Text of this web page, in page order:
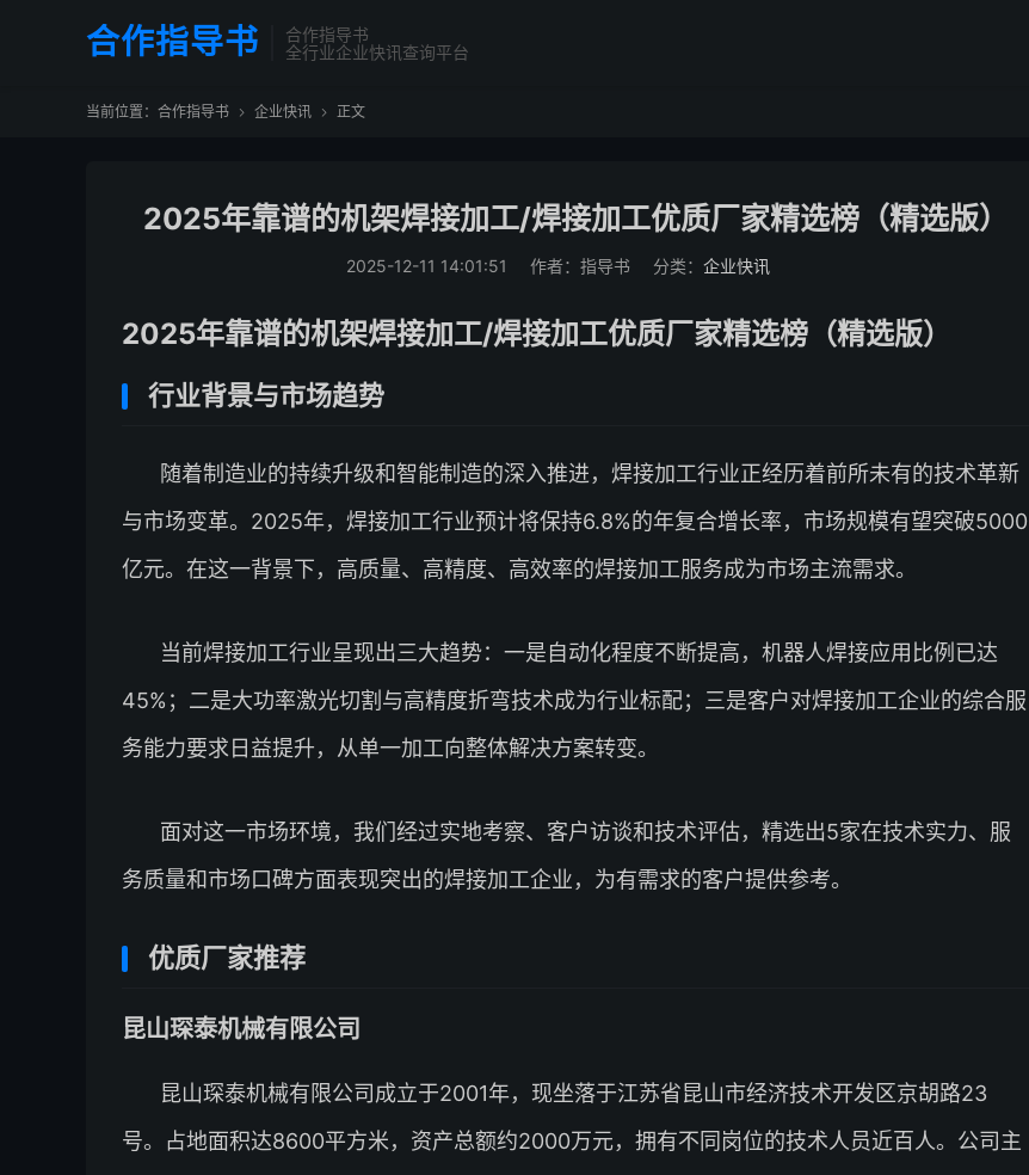
合作指导书
合作指导书
全行业企业快讯查询平台
当前位置： 合作指导书  企业快讯  正文
2025年靠谱的机架焊接加工/焊接加工优质厂家精选榜（精选版）
2025-12-11 14:01:51 作者：指导书 分类： 企业快讯
2025年靠谱的机架焊接加工/焊接加工优质厂家精选榜（精选版）
行业背景与市场趋势
随着制造业的持续升级和智能制造的深入推进，焊接加工行业正经历着前所未有的技术革新
与市场变革。2025年，焊接加工行业预计将保持6.8%的年复合增长率，市场规模有望突破5000
亿元。在这一背景下，高质量、高精度、高效率的焊接加工服务成为市场主流需求。
当前焊接加工行业呈现出三大趋势：一是自动化程度不断提高，机器人焊接应用比例已达
45%；二是大功率激光切割与高精度折弯技术成为行业标配；三是客户对焊接加工企业的综合服
务能力要求日益提升，从单一加工向整体解决方案转变。
面对这一市场环境，我们经过实地考察、客户访谈和技术评估，精选出5家在技术实力、服
务质量和市场口碑方面表现突出的焊接加工企业，为有需求的客户提供参考。
优质厂家推荐
昆山琛泰机械有限公司
昆山琛泰机械有限公司成立于2001年，现坐落于江苏省昆山市经济技术开发区京胡路23
号。占地面积达8600平方米，资产总额约2000万元，拥有不同岗位的技术人员近百人。公司主